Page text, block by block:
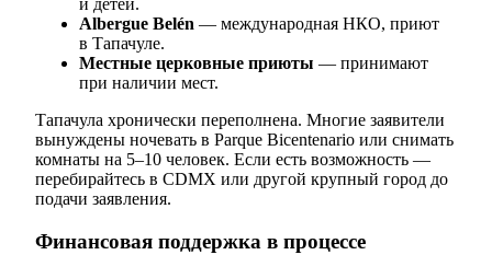
и детей.
Albergue Belén — международная НКО, приют
в Тапачуле.
Местные церковные приюты — принимают
при наличии мест.
Тапачула хронически переполнена. Многие заявители
вынуждены ночевать в Parque Bicentenario или снимать
комнаты на 5–10 человек. Если есть возможность —
перебирайтесь в CDMX или другой крупный город до
подачи заявления.
Финансовая поддержка в процессе